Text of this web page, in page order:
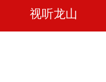
视听龙山